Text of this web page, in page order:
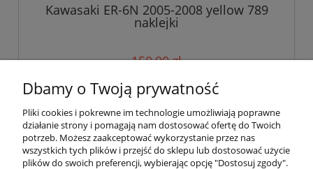
Kawasaki ER-6N 2005-2008 yellow 789
naklejki
150,00 zł
do koszyka
Pomoc
Dbamy o Twoją prywatność
Pliki cookies i pokrewne im technologie umożliwiają poprawne
działanie strony i pomagają nam dostosować ofertę do Twoich
potrzeb. Możesz zaakceptować wykorzystanie przez nas
wszystkich tych plików i przejść do sklepu lub dostosować użycie
plików do swoich preferencji, wybierając opcję "Dostosuj zgody".